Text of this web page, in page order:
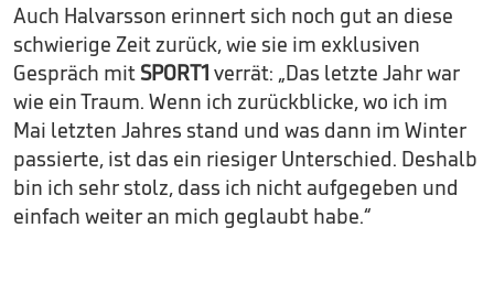
Auch Halvarsson erinnert sich noch gut an diese
schwierige Zeit zurück, wie sie im exklusiven
Gespräch mit SPORT1 verrät: „Das letzte Jahr war
wie ein Traum. Wenn ich zurückblicke, wo ich im
Mai letzten Jahres stand und was dann im Winter
passierte, ist das ein riesiger Unterschied. Deshalb
bin ich sehr stolz, dass ich nicht aufgegeben und
einfach weiter an mich geglaubt habe.“